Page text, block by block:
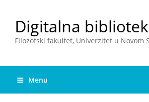
Digitalna
Filozofski fakultet, Univerzitet u Novom
Menu